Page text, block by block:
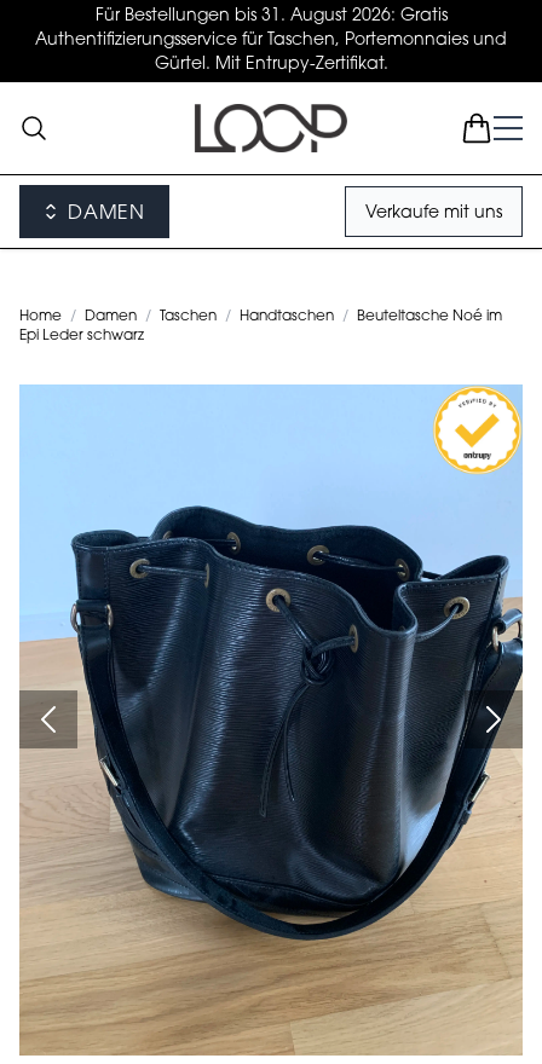
Für Bestellungen bis 31. August 2026: Gratis
Authentifizierungsservice für Taschen, Portemonnaies und
Gürtel. Mit Entrupy-Zertifikat.
DAMEN Verkaufe mit uns
Home / Damen / Taschen / Handtaschen /
Beuteltasche Noé im
Epi Leder schwarz